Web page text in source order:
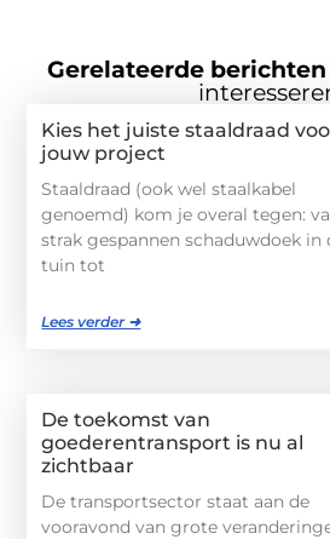
Gerelateerde berichten
Kies het juiste staaldraad
jouw project
Staaldraad (ook wel staalkabel
genoemd) kom je overal tegen:
strak gespannen schaduwdoek in
tuin tot
Lees verder ➜
De toekomst van
goederentransport is nu al
zichtbaar
De transportsector staat aan de
vooravond van grote